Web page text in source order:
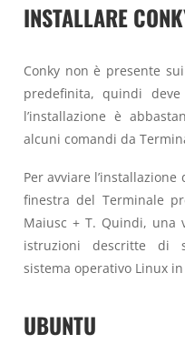
INSTALLARE
Conky non è presente
predefinita, quindi
l’installazione è
alcuni comandi da
Per avviare
finestra del Terminale
Maiusc + T. Quindi, una
istruzioni descritte di
sistema operativo Linux in
UBUNTU